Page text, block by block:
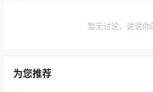
暂无讨论，说说你
为您推荐